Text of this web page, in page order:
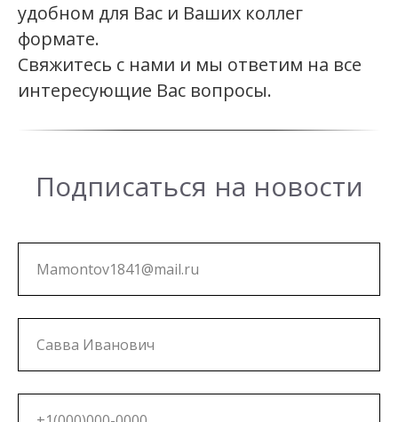
удобном для Вас и Ваших коллег
формате.
Свяжитесь с нами и мы ответим на все
интересующие Вас вопросы.
Подписаться на новости